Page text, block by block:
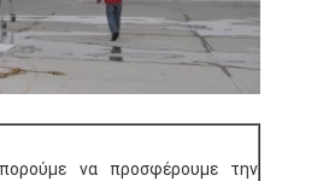
να προσφέρουμε την